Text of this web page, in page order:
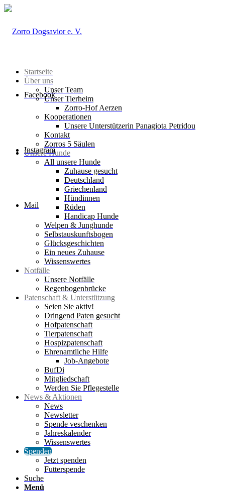
Facebook
Instagram
Mail
Startseite
Über uns
Unser Team
Unser Tierheim
Zorro-Hof Aerzen
Kooperationen
Unsere Unterstützerin Panagiota Petridou
Kontakt
Zorros 5 Säulen
Unsere Hunde
All unsere Hunde
Zuhause gesucht
Deutschland
Griechenland
Hündinnen
Rüden
Handicap Hunde
Welpen & Junghunde
Selbstauskunftsbogen
Glücksgeschichten
Ein neues Zuhause
Wissenswertes
Notfälle
Unsere Notfälle
Regenbogenbrücke
Patenschaft & Unterstützung
Seien Sie aktiv!
Dringend Paten gesucht
Hofpatenschaft
Tierpatenschaft
Hospizpatenschaft
Ehrenamtliche Hilfe
Job-Angebote
BufDi
Mitgliedschaft
Werden Sie Pflegestelle
News & Aktionen
News
Newsletter
Spende veschenken
Jahreskalender
Wissenswertes
Spenden
Jetzt spenden
Futterspende
Suche
Menü